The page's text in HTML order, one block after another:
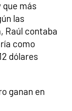
más
las
Raúl contaba
como
dólares
ganan en